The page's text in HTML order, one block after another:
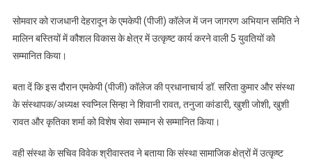
सोमवार को राजधानी देहरादून के एमकेपी (पीजी) कॉलेज में जन जागरण अभियान समिति ने
मालिन बस्तियों में कौशल विकास के क्षेत्र में उत्कृष्ट कार्य करने वाली 5 युवतियों को
सम्मानित किया।
बता दें कि इस दौरान एमकेपी (पीजी) कॉलेज की प्रधानाचार्य डॉ. सरिता कुमार और संस्था
के संस्थापक/अध्यक्ष स्वप्निल सिन्हा ने शिवानी रावत, तनुजा कांडारी, खुशी जोशी, खुशी
रावत और कृतिका शर्मा को विशेष सेवा सम्मान से सम्मानित किया।
वही संस्था के सचिव विवेक श्रीवास्तव ने बताया कि संस्था सामाजिक क्षेत्रों में उत्कृष्ट